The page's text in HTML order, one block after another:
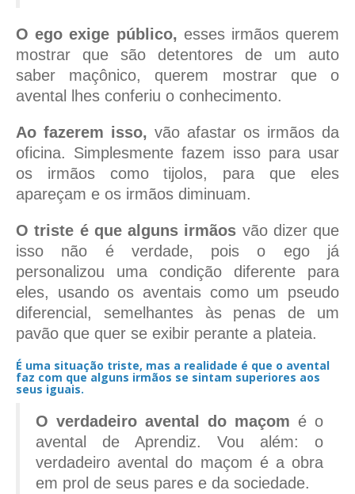
O ego exige público, esses irmãos querem
mostrar que são detentores de um auto
saber maçônico, querem mostrar que o
avental lhes conferiu o conhecimento.
Ao fazerem isso, vão afastar os irmãos da
oficina. Simplesmente fazem isso para usar
os irmãos como tijolos, para que eles
apareçam e os irmãos diminuam.
O triste é que alguns irmãos vão dizer que
isso não é verdade, pois o ego já
personalizou uma condição diferente para
eles, usando os aventais como um pseudo
diferencial, semelhantes às penas de um
pavão que quer se exibir perante a plateia.
É uma situação triste, mas a realidade é que o avental
faz com que alguns irmãos se sintam superiores aos
seus iguais.
O verdadeiro avental do maçom é o
avental de Aprendiz. Vou além: o
verdadeiro avental do maçom é a obra
em prol de seus pares e da sociedade.